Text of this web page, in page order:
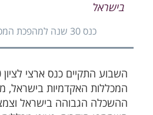
בישראל
כנס 30 שנה למהפכת המכללות האקדמיות בישראל
המכללות האקדמיות
ההשכלה הגבוהה בישראל